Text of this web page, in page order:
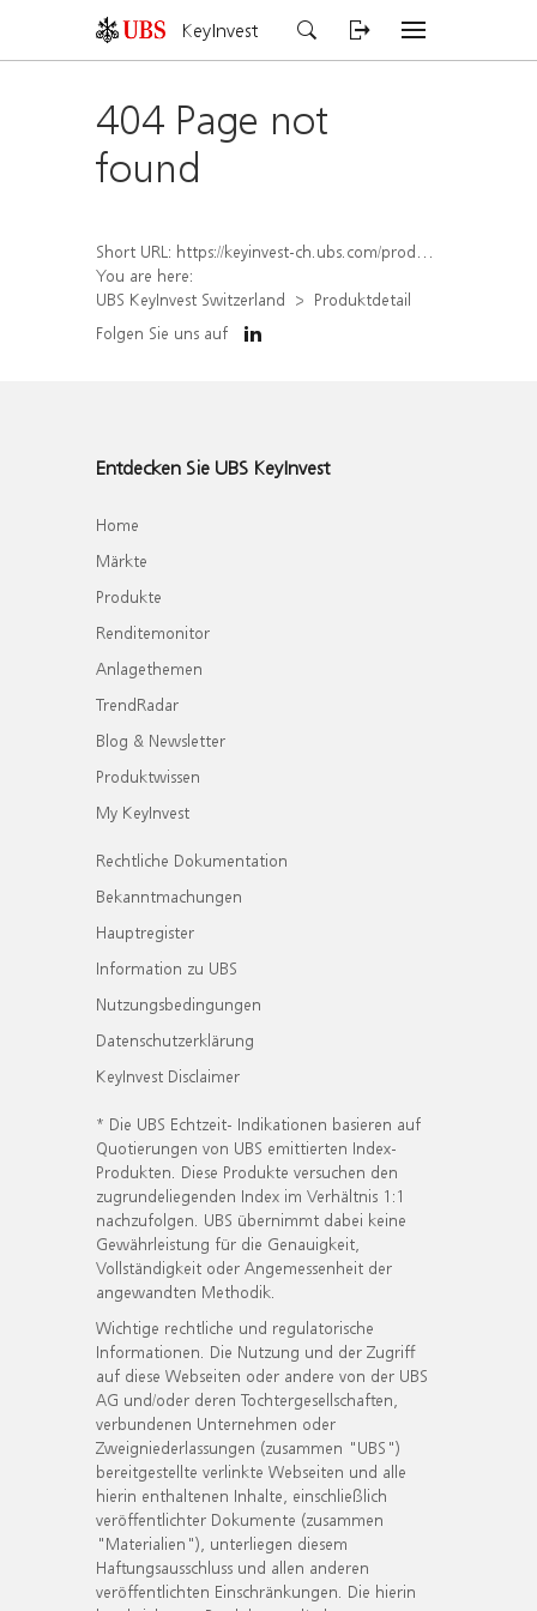
KeyInvest
404 Page not
found
Short URL: https://keyinvest-ch.ubs.com/produkt/detail/index/isin/CH1564523269
You are here:
UBS KeyInvest Switzerland
Produktdetail
Folgen Sie uns auf
Entdecken Sie UBS KeyInvest
Home
Märkte
Produkte
Renditemonitor
Anlagethemen
TrendRadar
Blog & Newsletter
Produktwissen
My KeyInvest
Rechtliche Dokumentation
Bekanntmachungen
Hauptregister
Information zu UBS
Nutzungsbedingungen
Datenschutzerklärung
KeyInvest Disclaimer
* Die UBS Echtzeit- Indikationen basieren auf
Quotierungen von UBS emittierten Index-
Produkten. Diese Produkte versuchen den
zugrundeliegenden Index im Verhältnis 1:1
nachzufolgen. UBS übernimmt dabei keine
Gewährleistung für die Genauigkeit,
Vollständigkeit oder Angemessenheit der
angewandten Methodik.
Wichtige rechtliche und regulatorische
Informationen. Die Nutzung und der Zugriff
auf diese Webseiten oder andere von der UBS
AG und/oder deren Tochtergesellschaften,
verbundenen Unternehmen oder
Zweigniederlassungen (zusammen "UBS")
bereitgestellte verlinkte Webseiten und alle
hierin enthaltenen Inhalte, einschließlich
veröffentlichter Dokumente (zusammen
"Materialien"), unterliegen diesem
Haftungsausschluss und allen anderen
veröffentlichten Einschränkungen. Die hierin